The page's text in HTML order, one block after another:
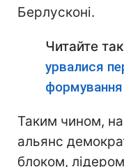
Берлусконі.
Читайте
урвалися
Таким чином,
альянс
блоком,